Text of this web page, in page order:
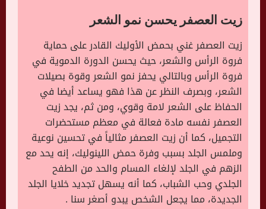
زيت العصفر يحسن نمو الشعر
زيت العصفر غني بحمض الأوليك القادر على حماية
فروة الرأس والشعر، حيث يحسن الدورة الدموية في
فروة الرأس وبالتالي يحفز نمو الشعر وقوة بصيلات
الشعر، وبصرف النظر عن هذا فهو يساعد أيضا في
الحفاظ على الشعر لامة وقوي، ومن ثم، يجد زيت
العصفر نفسه مادة فعالة في معظم مستحضرات
التجميل، كما أن زيت العصفر مثالياً في تحسين نوعية
وملمس الجلد بسبب وفرة حمض اللينوليك، إنه يحد مع
الزهم في الجلد لإلغاء المسام والحد من الطفح
الجلدي وحب الشباب، كما أنه يسهل تجديد خلايا الجلد
الجديدة، مما يجعل الشخص يبدو أصغر سنا .